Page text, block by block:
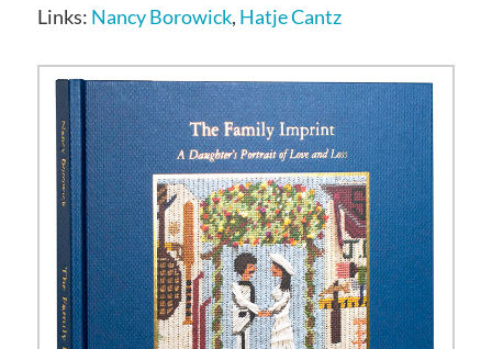
Links: Nancy Borowick, Hatje Cantz